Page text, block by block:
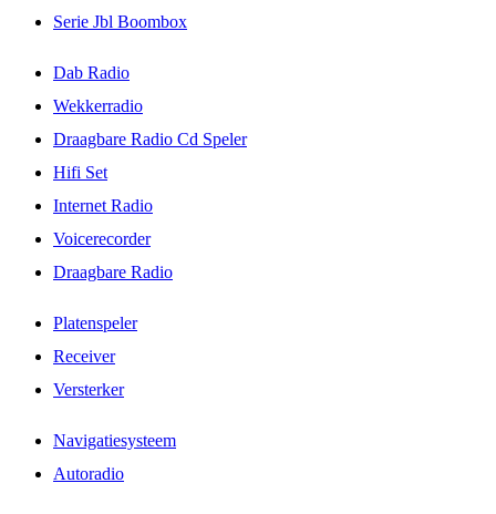
Serie Jbl Boombox
Dab Radio
Wekkerradio
Draagbare Radio Cd Speler
Hifi Set
Internet Radio
Voicerecorder
Draagbare Radio
Platenspeler
Receiver
Versterker
Navigatiesysteem
Autoradio